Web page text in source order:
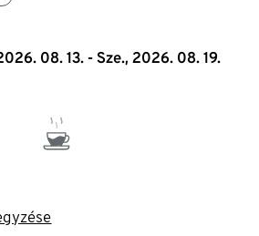
08. 13. - Sze., 2026. 08. 19.